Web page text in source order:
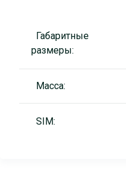
Габаритные
размеры:
Масса:
SIM: